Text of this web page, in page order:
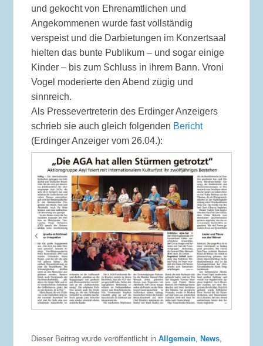
und gekocht von Ehrenamtlichen und
Angekommenen wurde fast vollständig
verspeist und die Darbietungen im Konzertsaal
hielten das bunte Publikum – und sogar einige
Kinder – bis zum Schluss in ihrem Bann. Vroni
Vogel moderierte den Abend zügig und
sinnreich.
Als Pressevertreterin des Erdinger Anzeigers
schrieb sie auch gleich folgenden Bericht
(Erdinger Anzeiger vom 26.04.):
Dieser Beitrag wurde veröffentlicht inAllgemein, News,